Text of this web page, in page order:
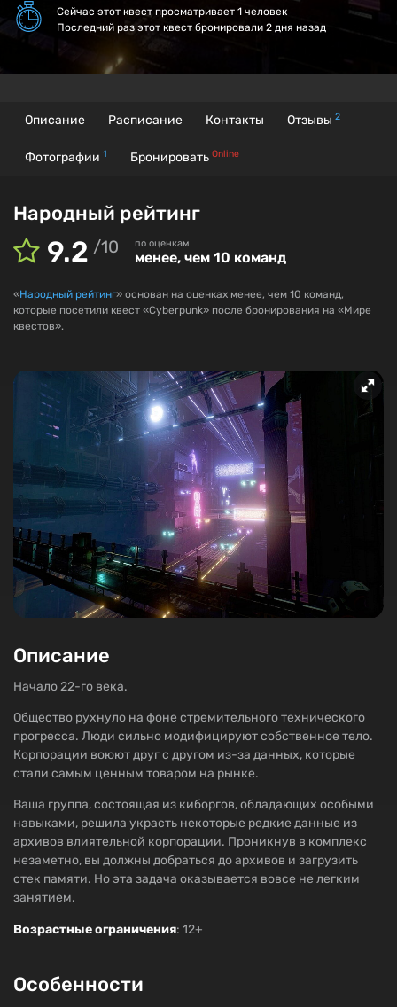
Сейчас этот квест просматривает 1 человек
Последний раз этот квест бронировали 2 дня назад
Описание Расписание Контакты Отзывы 2
Фотографии 1 Бронировать Online
Народный рейтинг
9.2 /10 по оценкам
менее, чем 10 команд
«Народный рейтинг» основан на оценках менее, чем 10 команд,
которые посетили квест «Cyberpunk» после бронирования на «Мире
квестов».
Описание
Начало 22-го века.
Общество рухнуло на фоне стремительного технического
прогресса. Люди сильно модифицируют собственное тело.
Корпорации воюют друг с другом из-за данных, которые
стали самым ценным товаром на рынке.
Ваша группа, состоящая из киборгов, обладающих особыми
навыками, решила украсть некоторые редкие данные из
архивов влиятельной корпорации. Проникнув в комплекс
незаметно, вы должны добраться до архивов и загрузить
стек памяти. Но эта задача оказывается вовсе не легким
занятием.
Возрастные ограничения: 12+
Особенности